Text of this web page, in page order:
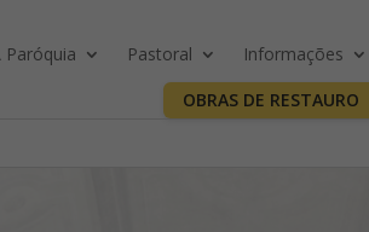
Paróquia Pastoral Informações
OBRAS DE RESTAURO